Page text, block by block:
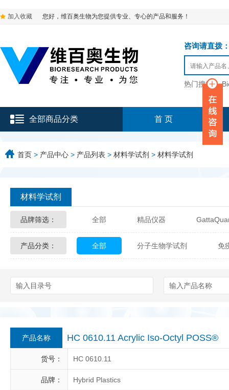
加入收藏 您好，维百奥生物为您提供专业、专心的产品和服务！
咨询请直拨
热门搜索：
全部商品分类 首 页
首页 > 产品中心 > 产品列表 > 材料学试剂 > 材料学试剂
材料学试剂
品牌筛选： 全部 精品仪器
Glycon Biochem Sterlitech
Berry & Associates
产品分类： 全部 分子生物学试剂 免
产品名称 HC 0610.11 Acrylic Iso-Octyl POSS®
货号： HC 0610.11
品牌： Hybrid Plastics